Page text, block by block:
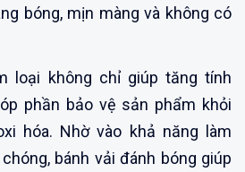
bóng, mịn màng và không có
loại không chỉ giúp tăng tính
phần bảo vệ sản phẩm khỏi
hóa. Nhờ vào khả năng làm
bánh vải đánh bóng giúp